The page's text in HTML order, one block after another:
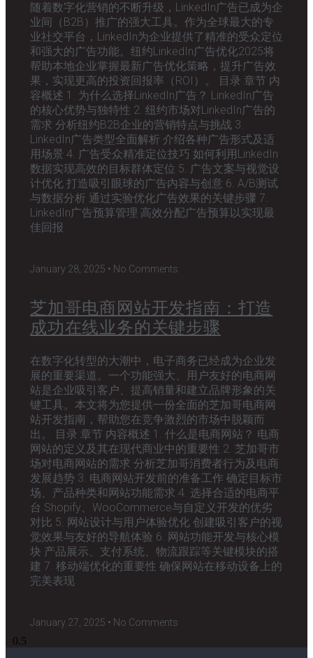
随着数字化营销的不断升级，LinkedIn广告已成为企
业间（B2B）推广的强大工具。作为全球最大的专
业社交平台，LinkedIn为企业提供了精准的受众定位
和强大的广告功能。纽约LinkedIn广告优化2025将
帮助本地企业掌握最新广告优化策略，提升广告效
果，实现更高的投资回报率（ROI）。 目录 章节 内
容概述 1. 为什么选择LinkedIn广告？ LinkedIn广告
的核心优势与独特性 2. 纽约市场对LinkedIn广告的
需求 分析纽约B2B企业的营销特点与挑战 3.
LinkedIn广告类型全面解析 介绍各种广告形式及适
用场景 4. 广告受众精准定位技巧 如何利用LinkedIn
数据实现高效的目标群体定位 5. 广告文案与视觉设
计优化 打造吸引眼球的广告内容与创意 6. A/B测试
与数据分析 通过实验优化广告效果的关键步骤 7.
LinkedIn广告预算管理 高效分配广告预算以实现最
佳回报
January 28, 2025 No Comments
芝加哥电商网站开发指南：打造
成功在线业务的关键步骤
在数字化转型的大潮中，电子商务已经成为企业发
展的重要渠道。一个功能强大、用户友好的电商网
站是企业吸引客户、提高销量和建立品牌形象的关
键工具。本文将为您提供一份全面的芝加哥电商网
站开发指南，帮助您在竞争激烈的市场中脱颖而
出。 目录 章节 内容概述 1. 什么是电商网站？ 电商
网站的定义及其在现代商业中的重要性 2. 芝加哥市
场对电商网站的需求 分析芝加哥消费者行为及电商
发展趋势 3. 电商网站开发前的准备工作 确定目标市
场、产品种类和网站功能需求 4. 选择合适的电商平
台 Shopify、WooCommerce与自定义开发的优劣
对比 5. 网站设计与用户体验优化 创建吸引客户的视
觉效果与友好的导航体验 6. 网站功能开发与核心模
块 产品展示、支付系统、物流跟踪等关键模块的搭
建 7. 移动端优化的重要性 确保网站在移动设备上的
完美表现
January 27, 2025 No Comments